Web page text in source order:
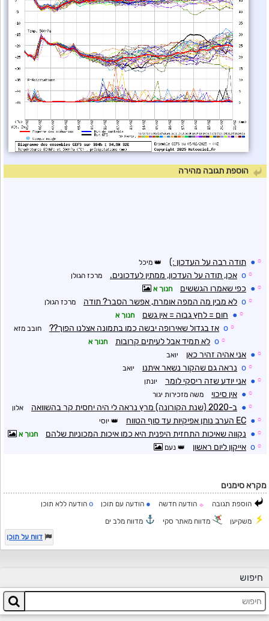
הוספת תגובה מהירה
☼
● תודה רבה על העדכון :) מיכל
☼
o אכן, תודה על העדכון, ממתין לעדכונים. מרכז הגולן
☼
● כפי שאמרו הגששים חנוך א
☼
o לא מבין מה המפה אומרת, אפשר הסבר? תודה מרכז הגולן
☼
● חום = לחץ גבוה = אין גשם חנוך א
☼
o אז בגדול שאירופה יבשה כמו בתמונה אצלנו הפוך?? חובב מזא
☼
o לא תמיד אבל לעיתים קרובות חנוך א
☼
● אני אהיה זהיר כאן יואב
☼
o נראה גם שהקור נשאר איתנו יואב
☼
● אני יודע שזה ריסקי לומר יונתן
☼
● אין סיכוי משה מזכירות יגור
☼
● ב-2020 (שנת הקורונה) מרץ נראה לי היה יחסית קר בהשוואה אלון
☼
● EC הערב נותן אפיקיות עד סוף הטווח יוסי
☼
● נקווה שאיכות התחזית היפנית היא כמו איכות המכוניות שלהם חנוך א
☼
o אייקון ליום ראשון נעם
מקרא סימנים
הוספת תגובה ☼ הודעה חדשה ● הודעה עם תוכן o הודעה ללא תוכן
משקיען מדווח מאתר סקי
מדווח מלב ים
דווח על תוכן
חיפוש